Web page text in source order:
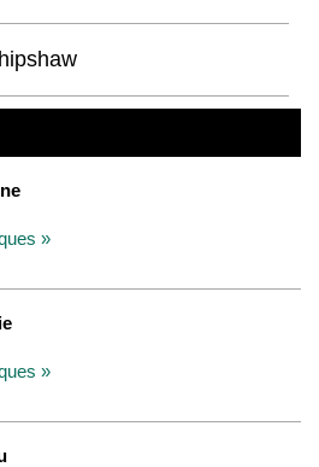
»
»